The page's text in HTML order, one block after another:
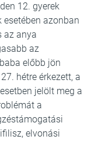
12. gyerek
azonban
az anya
az
előbb jön
hétre érkezett, a
jelölt meg a
a
elvonási